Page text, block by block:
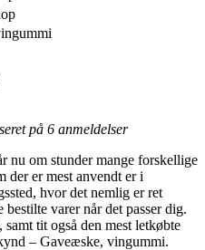
på 6 anmeldelser
nu om stunder mange forskellige
der er mest anvendt er i
hvor det nemlig er ret
varer når det passer dig.
tit også den mest letkøbte
– Gaveæske, vingummi.